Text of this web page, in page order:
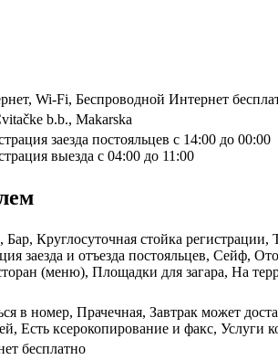
Wi-Fi, Беспроводной Интернет
b.b., Makarska
заезда постояльцев с 14:00 до 00:00
выезда с 04:00 до 11:00
Круглосуточная стойка
заезда и отъезда постояльцев, Сейф,
(меню), Площадки для загара, На
в номер, Прачечная, Завтрак может
Есть ксерокопирование и факс, Услуги
бесплатно